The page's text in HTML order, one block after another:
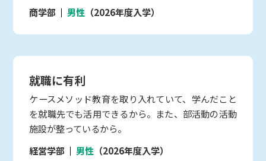
商学部
男性 （2026年度入学）
就職に有利
ケースメソッド教育を取り入れていて、学んだこと
を就職先でも活用できるから。また、部活動の活動
施設が整っているから。
経営学部
男性 （2026年度入学）